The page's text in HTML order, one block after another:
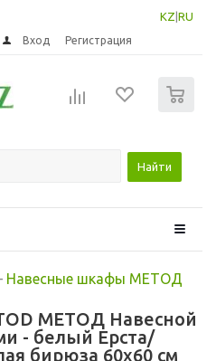
KZ RU
Вход Регистрация
Найти
- Навесные шкафы МЕТОД
МЕТОД Навесной
- белый Ерста/
бирюза 60x60 см